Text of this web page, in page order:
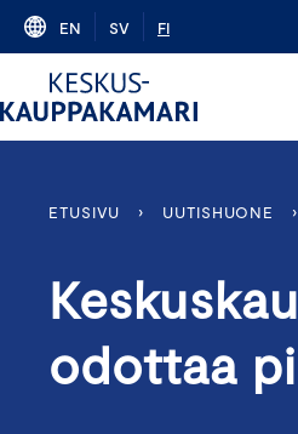
Skip
content
EN SV FI
ETUSIVU › UUTISHUONE ›
odottaa